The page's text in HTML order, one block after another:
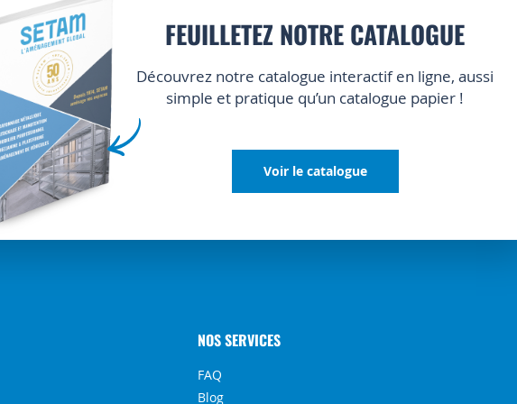
FEUILLETEZ NOTRE CATALOGUE
Découvrez notre catalogue interactif en ligne, aussi
simple et pratique qu’un catalogue papier !
Voir le catalogue
NOS SERVICES
FAQ
Blog